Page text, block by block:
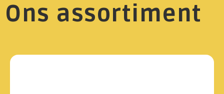
Ons assortiment